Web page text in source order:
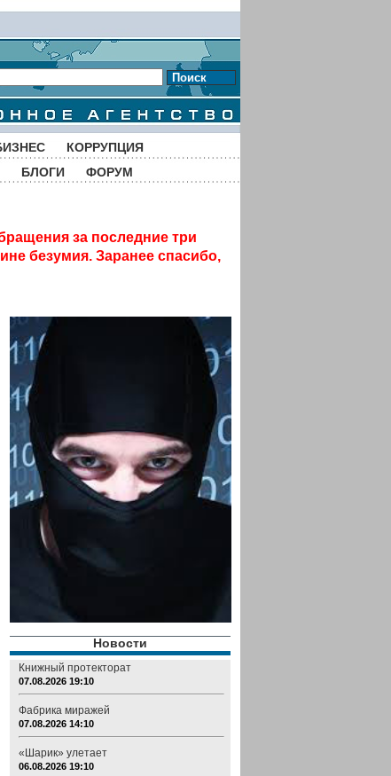
Поиск
КОРРУПЦИЯ
БЛОГИ ФОРУМ
за последние три
безумия. Заранее спасибо,
Новости
Книжный протекторат
07.08.2026 19:10
Фабрика миражей
07.08.2026 14:10
«Шарик» улетает
06.08.2026 19:10